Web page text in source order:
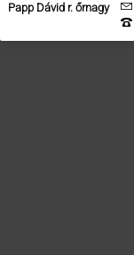
Papp Dávid r. őrnagy